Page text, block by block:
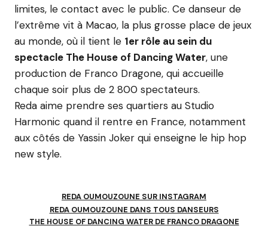
limites, le contact avec le public. Ce danseur de
l’extrême vit à Macao, la plus grosse place de jeux
au monde, où il tient le 1er rôle au sein du
spectacle The House of Dancing Water, une
production de Franco Dragone, qui accueille
chaque soir plus de 2 800 spectateurs.
Reda aime prendre ses quartiers au Studio
Harmonic quand il rentre en France, notamment
aux côtés de Yassin Joker qui enseigne le hip hop
new style.
REDA OUMOUZOUNE SUR INSTAGRAM
REDA OUMOUZOUNE DANS TOUS DANSEURS
THE HOUSE OF DANCING WATER DE FRANCO DRAGONE